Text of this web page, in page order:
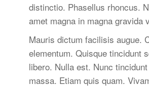
distinctio. Phasellus rhoncus.
amet magna in magna gravida
Mauris dictum facilisis augue.
elementum. Quisque tincidunt
libero. Nulla est. Nunc
massa. Etiam quis quam.